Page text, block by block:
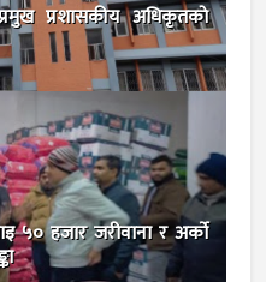
प्रशासकीय अधिकृतकाे
५० हजार जरीवाना र अर्काे